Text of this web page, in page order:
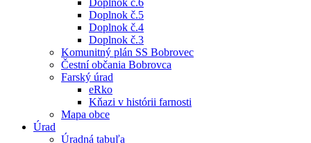
Doplnok č.6
Doplnok č.5
Doplnok č.4
Doplnok č.3
Komunitný plán SS Bobrovec
Čestní občania Bobrovca
Farský úrad
eRko
Kňazi v histórii farnosti
Mapa obce
Úrad
Úradná tabuľa